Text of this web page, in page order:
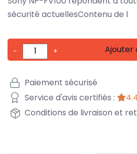
sécurité actuellesContenu de l
- + Ajouter
Paiement sécurisé
Service d'avis certifiés :
Conditions de livraison et